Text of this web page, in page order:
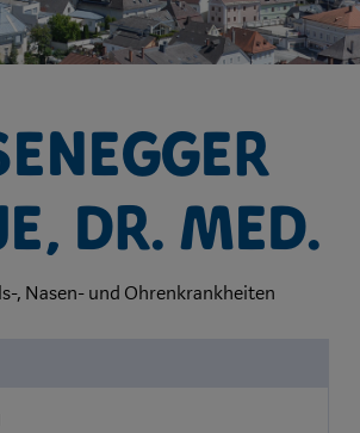
Dr. med.
, Nasen- und Ohrenkrankheiten